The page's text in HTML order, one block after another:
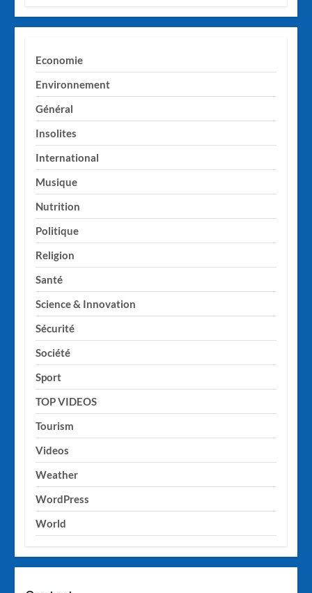
Economie
Environnement
Général
Insolites
International
Musique
Nutrition
Politique
Religion
Santé
Science & Innovation
Sécurité
Société
Sport
TOP VIDEOS
Tourism
Videos
Weather
WordPress
World